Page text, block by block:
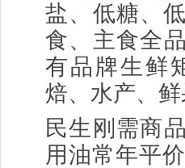
盐、低糖、
食、主食全
有品牌生鲜
焙、水产、
民生刚需商
用油常年平